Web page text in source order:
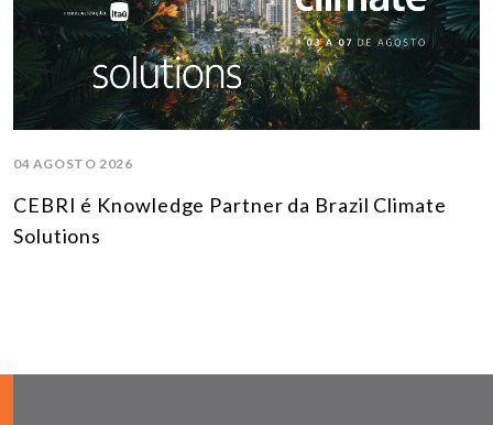
04 AGOSTO 2026
CEBRI é Knowledge Partner da Brazil Climate
Solutions